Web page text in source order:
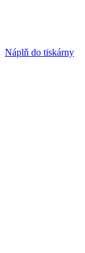
Náplň do tiskárny